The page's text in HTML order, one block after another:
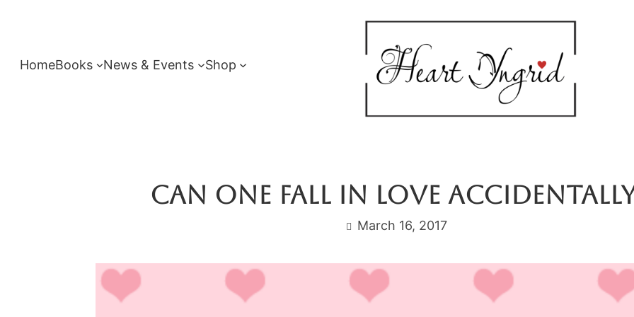
HomeBooks News & Events Shop
Can One Fall In Love
March 16, 2017